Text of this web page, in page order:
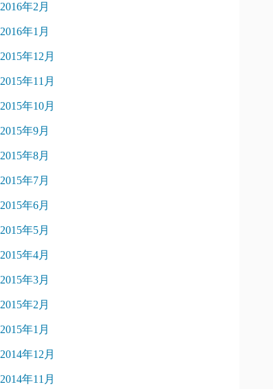
2016年2月
2016年1月
2015年12月
2015年11月
2015年10月
2015年9月
2015年8月
2015年7月
2015年6月
2015年5月
2015年4月
2015年3月
2015年2月
2015年1月
2014年12月
2014年11月